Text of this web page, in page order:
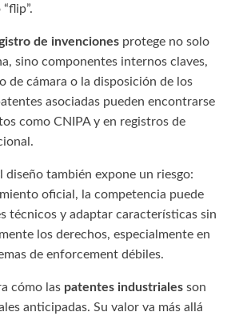
de invenciones protege no solo
sino componentes internos claves,
de cámara o la disposición de los
asociadas pueden encontrarse
como CNIPA y en registros de
diseño también expone un riesgo:
oficial, la competencia puede
técnicos y adaptar características sin
los derechos, especialmente en
de enforcement débiles.
cómo las patentes industriales son
anticipadas. Su valor va más allá